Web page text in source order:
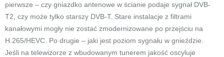
pierwsze – czy gniazdko antenowe w ścianie podaje sygnał DVB-
T2, czy może tylko starszy DVB-T. Stare instalacje z filtrami
kanałowymi mogły nie zostać zmodernizowane po przejściu na
H.265/HEVC. Po drugie – jaki jest poziom sygnału w gnieździe.
Jeśli na telewizorze z wbudowanym tunerem jakość oscyluje